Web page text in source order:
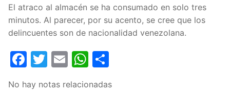
El atraco al almacén se ha consumado en solo tres
minutos. Al parecer, por su acento, se cree que los
delincuentes son de nacionalidad venezolana.
Facebook
Twitter
EmailWhatsApp
No hay notas relacionadas